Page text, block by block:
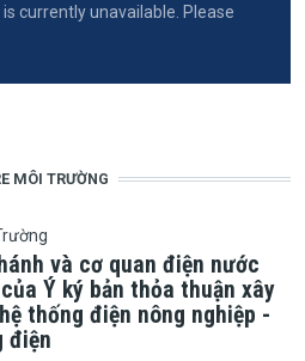
currently unavailable. Please
MÔI TRƯỜNG
và cơ quan điện nước
của Ý ký bản thỏa thuận xây
thống điện nông nghiệp -
điện